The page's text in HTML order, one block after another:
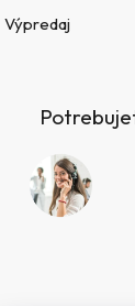
Výpredaj